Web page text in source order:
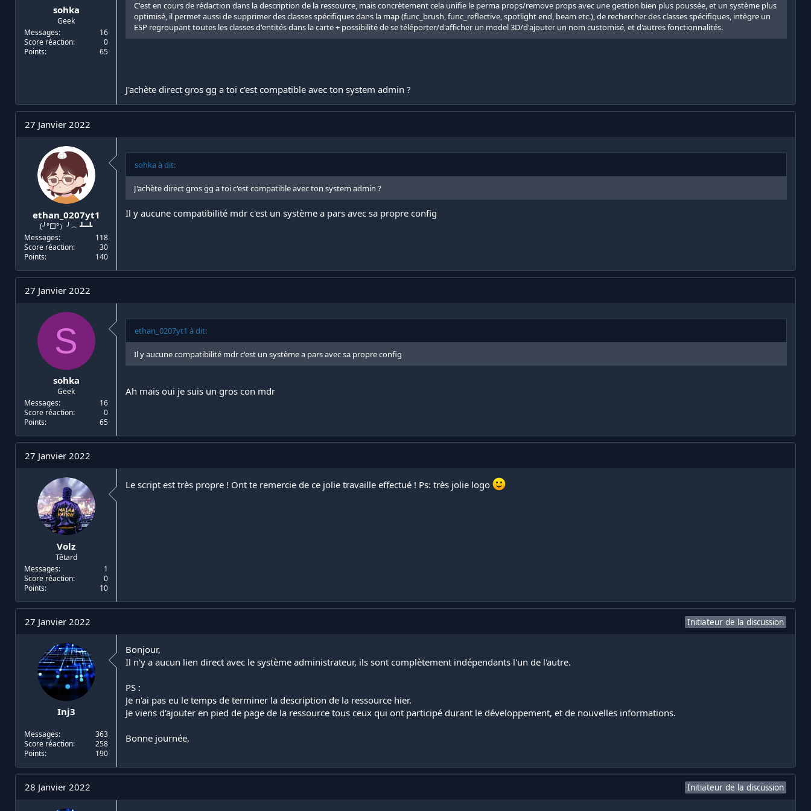
sohka
Geek
Messages
16
Score réaction
0
Points
65
C'est en cours de rédaction dans la description de la ressource, mais concrètement cela unifie le perma props/remove props avec une gestion bien plus poussée, et un système plus
optimisé, il permet aussi de supprimer des classes spécifiques dans la map (func_brush, func_reflective, spotlight end, beam etc.), de rechercher des classes spécifiques, intègre un
ESP regroupant toutes les classes d'entités dans la carte + possibilité de se téléporter/d'afficher un model 3D/d'ajouter un nom customisé, et d'autres fonctionnalités.
J'achète direct gros gg a toi c'est compatible avec ton system admin ?
27 Janvier 2022
ethan_0207yt1
(╯°□°）╯︵ ┻━┻
Messages
118
Score réaction
30
Points
140
sohka à dit:
J'achète direct gros gg a toi c'est compatible avec ton system admin ?
Il y aucune compatibilité mdr c'est un système a pars avec sa propre config
27 Janvier 2022
S
sohka
Geek
Messages
16
Score réaction
0
Points
65
ethan_0207yt1 à dit:
Il y aucune compatibilité mdr c'est un système a pars avec sa propre config
Ah mais oui je suis un gros con mdr
27 Janvier 2022
Volz
Têtard
Messages
1
Score réaction
0
Points
10
Le script est très propre ! Ont te remercie de ce jolie travaille effectué ! Ps: très jolie logo
27 Janvier 2022 Initiateur de la discussion
Inj3
Messages
363
Score réaction
258
Points
190
Bonjour,
Il n'y a aucun lien direct avec le système administrateur, ils sont complètement indépendants l'un de l'autre.
PS :
Je n'ai pas eu le temps de terminer la description de la ressource hier.
Je viens d'ajouter en pied de page de la ressource tous ceux qui ont participé durant le développement, et de nouvelles informations.
Bonne journée,
28 Janvier 2022 Initiateur de la discussion